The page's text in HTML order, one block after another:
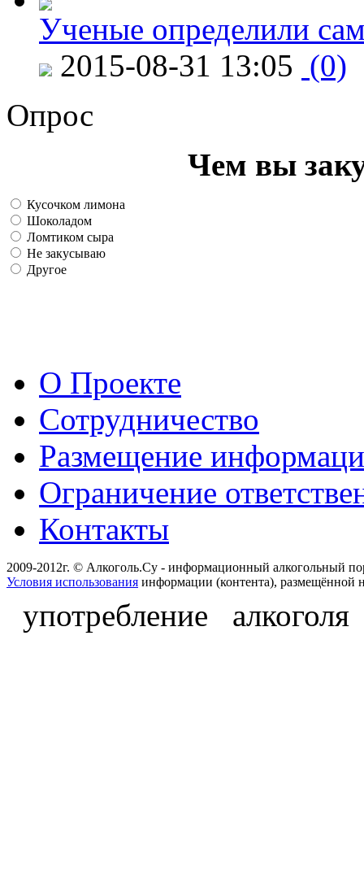
Ученые определили
2015-08-31 13:05 (0)
Опрос
Чем вы
Кусочком лимона
Шоколадом
Ломтиком сыра
Не закусываю
Другое
О Проекте
Сотрудничество
Размещение
Ограничение
Контакты
2009-2012г. © Алкоголь.Су - информационный алкогольный
Условия использования информации (контента), размещённой
употребление